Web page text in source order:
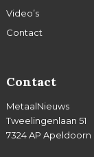
Video’s
Contact
Contact
MetaalNieuws
Tweelingenlaan 51
7324 AP Apeldoorn